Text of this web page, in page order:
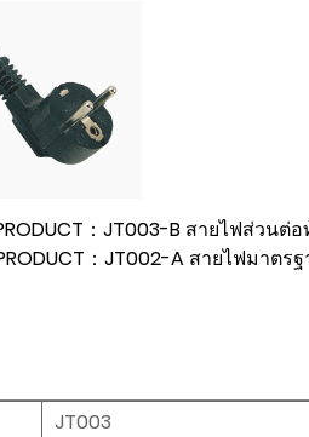
：JT003-B สายไฟส่วน
：JT002-A สายไฟมาตร
JT003